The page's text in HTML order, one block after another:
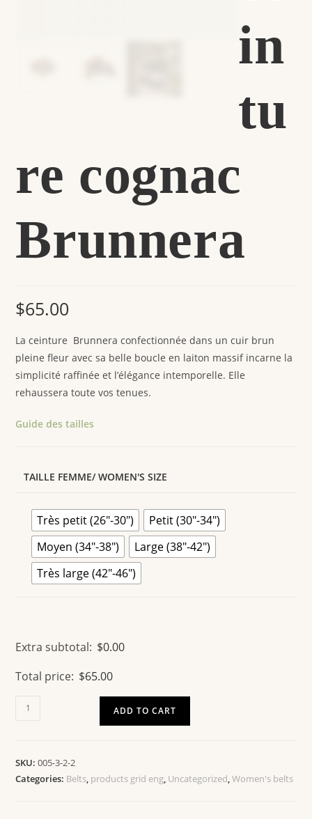
in
tu
re cognac
Brunnera
$65.00
La ceinture Brunnera confectionnée dans un cuir brun
pleine fleur avec sa belle boucle en laiton massif incarne la
simplicité raffinée et l’élégance intemporelle. Elle
rehaussera toute vos tenues.
Guide des tailles
TAILLE FEMME/ WOMEN'S SIZE
Très petit (26"-30")
Petit (30"-34")
Moyen (34"-38")
Large (38"-42")
Très large (42"-46")
Extra subtotal: $0.00
Total price: $65.00
ADD TO CART
SKU:005-3-2-2
Categories: Belts, products grid eng, Uncategorized,Women's belts